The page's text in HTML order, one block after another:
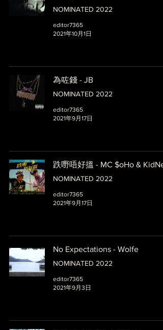
NOMINATED 2022
editor7365
2021年10月1日
為咗錢 - JB
NOMINATED 2022
editor7365
2021年9月17日
跌嘢唔好搵 - MC $oHo &
NOMINATED 2022
editor7365
2021年9月17日
No Expectations - Wolfe
NOMINATED 2022
editor7365
2021年9月3日